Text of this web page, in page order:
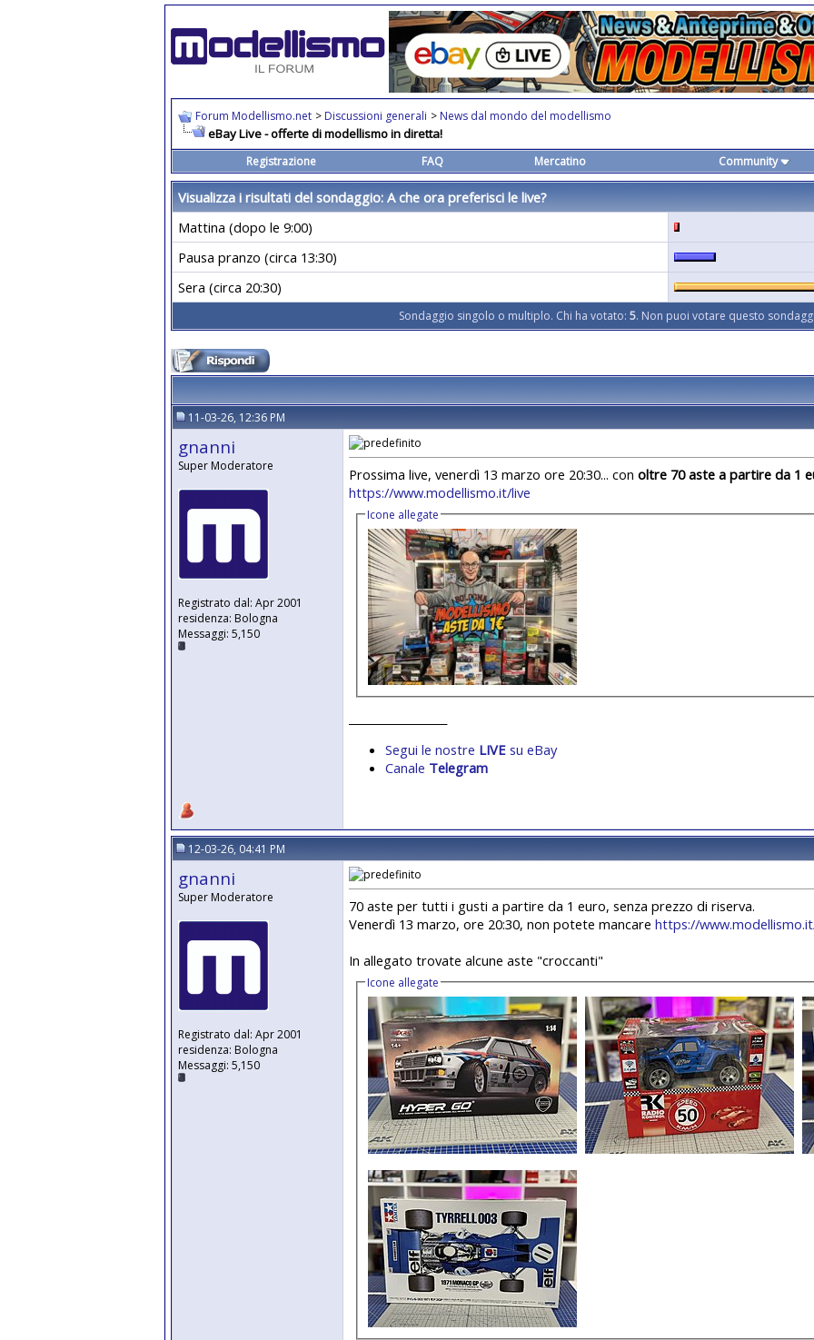
Forum Modellismo.net > Discussioni generali > News dal mondo del modellismo
eBay Live - offerte di modellismo in diretta!
Registrazione FAQ Mercatino Community
Visualizza i risultati del sondaggio: A che ora preferisci le live?
Mattina (dopo le 9:00)
Pausa pranzo (circa 13:30)
Sera (circa 20:30)
Sondaggio singolo o multiplo. Chi ha votato: 5. Non puoi votare questo
11-03-26, 12:36 PM
gnanni
Super Moderatore
Registrato dal: Apr 2001
residenza: Bologna
Messaggi: 5,150
Prossima live, venerdì 13 marzo ore 20:30... con oltre 70 aste a partire da 1
https://www.modellismo.it/live
Icone allegate
Segui le nostre LIVE su eBay
Canale Telegram
12-03-26, 04:41 PM
gnanni
Super Moderatore
Registrato dal: Apr 2001
residenza: Bologna
Messaggi: 5,150
70 aste per tutti i gusti a partire da 1 euro, senza prezzo di riserva.
Venerdì 13 marzo, ore 20:30, non potete mancare https://
In allegato trovate alcune aste "croccanti"
Icone allegate